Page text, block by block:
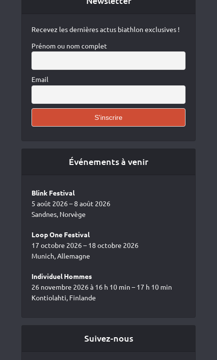
Recevez les dernières actus biathlon exclusives !
Prénom ou nom complet
Email
Événements à venir
Blink Festival
5 août 2026 – 8 août 2026
Sandnes, Norvège
Loop One Festival
17 octobre 2026 – 18 octobre 2026
Munich, Allemagne
Individuel Hommes
26 novembre 2026 à 16 h 10 min – 17 h 10 min
Kontiolahti, Finlande
Suivez-nous